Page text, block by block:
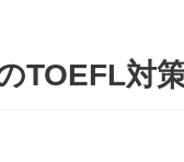
TOEFL対